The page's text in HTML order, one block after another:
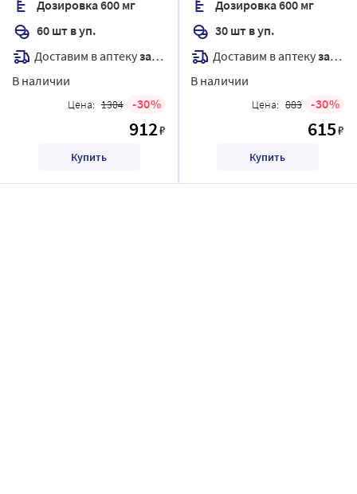
Дозировка 600 мг
60 шт в уп.
Доставим в аптекузавтра
В наличии
Цена: 1304 30
912₽
Купить
Дозировка 600 мг
30 шт в уп.
Доставим в аптекузавтра
В наличии
Цена: 883 30
615₽
Купить